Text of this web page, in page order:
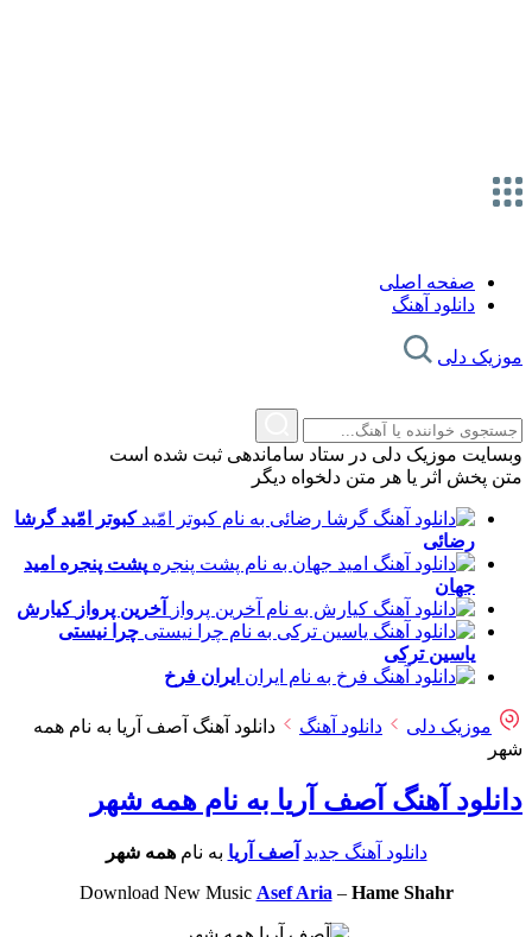
صفحه اصلی
دانلود آهنگ
موزیک دلی
وبسایت موزیک دلی در ستاد ساماندهی ثبت شده است
متن پخش اثر یا هر متن دلخواه دیگر
کبوتر امّید گرشا
رضائی
پشت پنجره امید
جهان
آخرین پرواز کیارش
چرا نیستی
یاسین ترکی
ایران فرخ
موزیک دلی دانلود آهنگ
دانلود آهنگ آصف آریا به نام همه
شهر
دانلود آهنگ آصف آریا به نام همه شهر
دانلود آهنگ جدید آصف آریا به نامهمه شهر
Download New Music Asef Aria – Hame Shahr